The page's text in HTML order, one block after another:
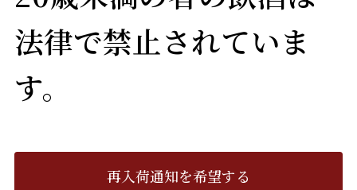
法律で禁止されていま
す。
再入荷通知を希望する